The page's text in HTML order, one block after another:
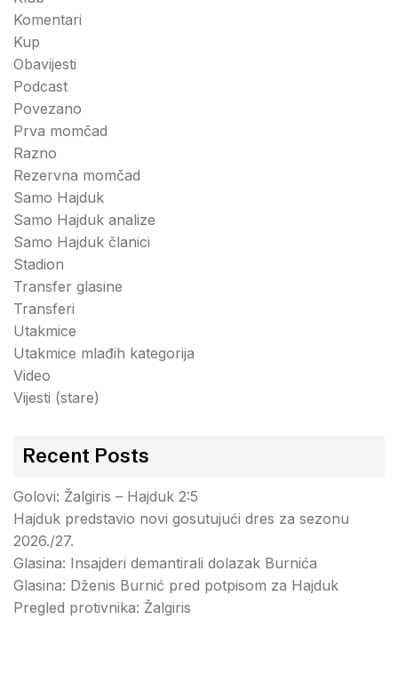
Komentari
Kup
Obavijesti
Podcast
Povezano
Prva momčad
Razno
Rezervna momčad
Samo Hajduk
Samo Hajduk analize
Samo Hajduk članici
Stadion
Transfer glasine
Transferi
Utakmice
Utakmice mlađih kategorija
Video
Vijesti (stare)
Recent Posts
Golovi: Žalgiris – Hajduk 2:5
Hajduk predstavio novi gosutujući dres za sezonu
2026./27.
Glasina: Insajderi demantirali dolazak Burnića
Glasina: Dženis Burnić pred potpisom za Hajduk
Pregled protivnika: Žalgiris